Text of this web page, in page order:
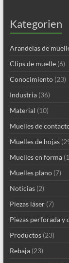
Kategorien
Arandelas de
Clips de muelle(6)
Conocimiento(23)
Industria(36)
Material (10)
Muelles de
Muelles de hojas
Muelles en forma
Muelles plano(7)
Noticias(2)
Piezas láser(7)
Piezas perforada y
Productos(23)
Rebaja(23)